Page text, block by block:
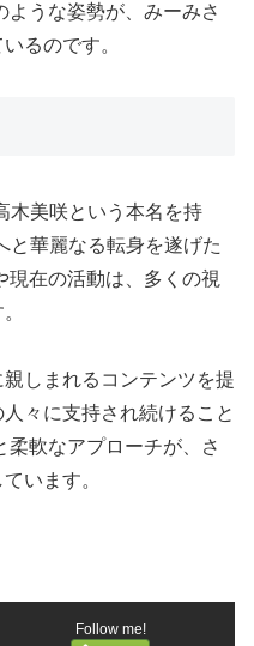
ような姿勢が、みーみさ
るのです。
木美咲という本名を持
と華麗なる転身を遂げた
現在の活動は、多くの視
しまれるコンテンツを提
々に支持され続けること
柔軟なアプローチが、さ
います。
Follow me!